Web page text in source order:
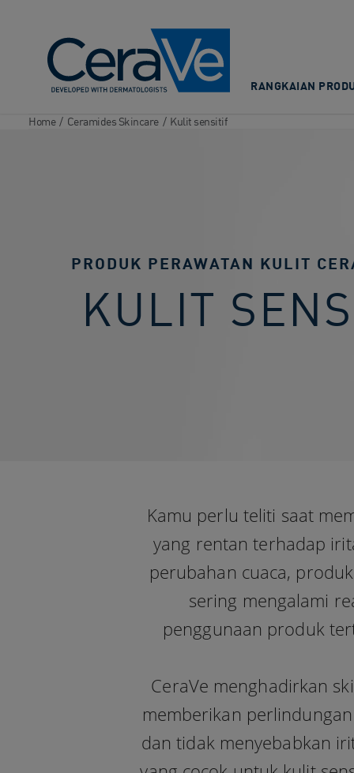
RANGKAIAN
Home / Ceramides Skincare / Kulit sensitif
PRODUK PERAWATAN KULIT
KULIT
Kamu perlu teliti saat
yang rentan terhadap
perubahan cuaca,
sering mengalami
penggunaan produk
CeraVe menghadirkan
memberikan
dan tidak menyebabkan